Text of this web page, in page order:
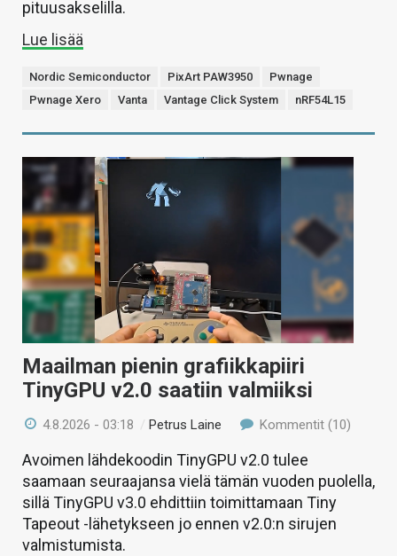
pituusakselilla.
Lue lisää
Nordic Semiconductor PixArt PAW3950
Pwnage
Pwnage Xero
Vanta Vantage Click System nRF54L15
Maailman pienin grafiikkapiiri
TinyGPU v2.0 saatiin valmiiksi
4.8.2026 - 03:18 /Petrus Laine Kommentit (10)
Avoimen lähdekoodin TinyGPU v2.0 tulee
saamaan seuraajansa vielä tämän vuoden puolella,
sillä TinyGPU v3.0 ehdittiin toimittamaan Tiny
Tapeout -lähetykseen jo ennen v2.0:n sirujen
valmistumista.